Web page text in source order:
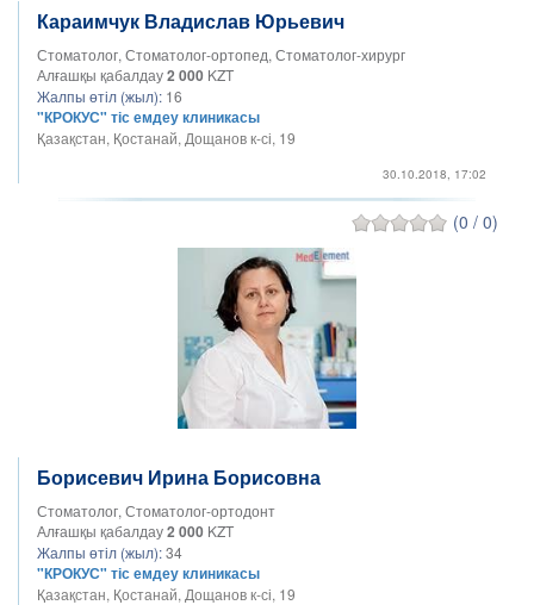
Караимчук Владислав Юрьевич
Стоматолог, Стоматолог-ортопед, Стоматолог-хирург
Алғашқы қабалдау2 000 KZT
Жалпы өтіл (жыл): 16
"КРОКУС" тіс емдеу клиникасы
Қазақстан, Қостанай, Дощанов к-сі, 19
30.10.2018, 17:02
(0 / 0)
Борисевич Ирина Борисовна
Стоматолог, Стоматолог-ортодонт
Алғашқы қабалдау2 000 KZT
Жалпы өтіл (жыл):34
"КРОКУС" тіс емдеу клиникасы
Қазақстан, Қостанай, Дощанов к-сі, 19